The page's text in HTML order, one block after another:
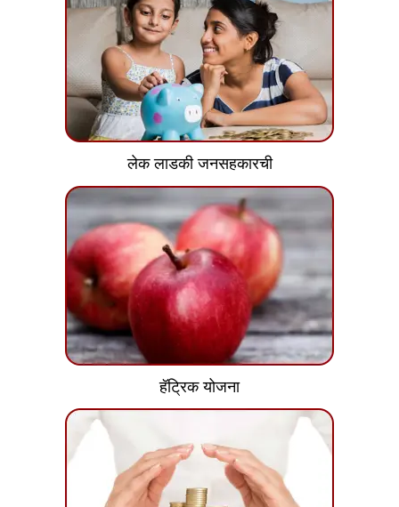
लेक लाडकी जनसहकारची
हॅट्रिक योजना